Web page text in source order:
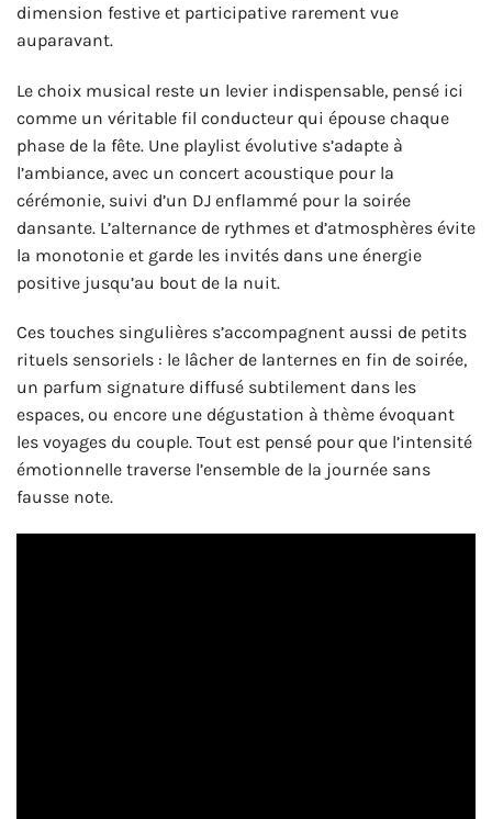
dimension festive et participative rarement vue
auparavant.
Le choix musical reste un levier indispensable, pensé ici
comme un véritable fil conducteur qui épouse chaque
phase de la fête. Une playlist évolutive s’adapte à
l’ambiance, avec un concert acoustique pour la
cérémonie, suivi d’un DJ enflammé pour la soirée
dansante. L’alternance de rythmes et d’atmosphères évite
la monotonie et garde les invités dans une énergie
positive jusqu’au bout de la nuit.
Ces touches singulières s’accompagnent aussi de petits
rituels sensoriels : le lâcher de lanternes en fin de soirée,
un parfum signature diffusé subtilement dans les
espaces, ou encore une dégustation à thème évoquant
les voyages du couple. Tout est pensé pour que l’intensité
émotionnelle traverse l’ensemble de la journée sans
fausse note.